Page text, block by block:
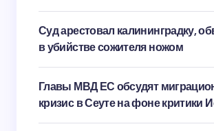
Суд арестовал калининградку,
в убийстве сожителя ножом
Главы МВД ЕС обсудят
кризис в Сеуте на фоне критики